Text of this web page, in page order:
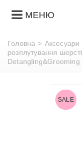
МЕНЮ
Головна > Аксесуари
розплутування
SALE